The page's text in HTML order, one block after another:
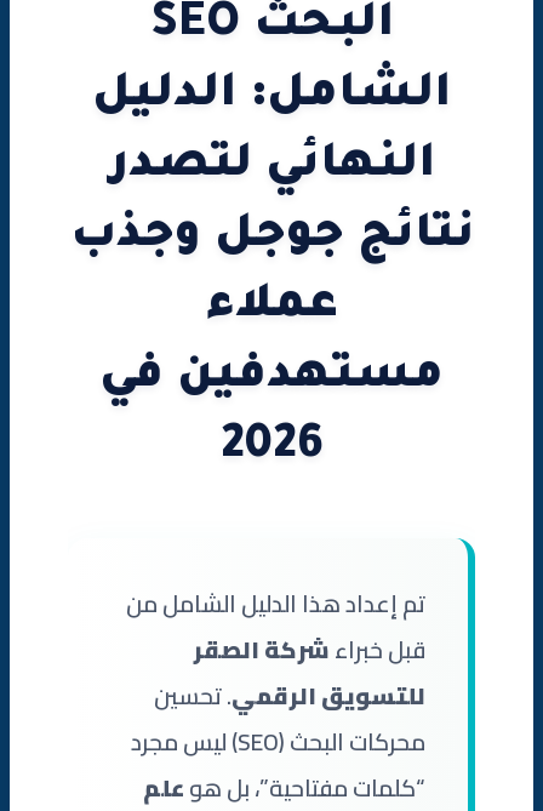
البحث SEO
الشامل: الدليل
النهائي لتصدر
نتائج جوجل وجذب
عملاء
مستهدفين في
2026
تم إعداد هذا الدليل الشامل من
قبل خبراءشركة الصقر
للتسويق الرقمي. تحسين
محركات البحث (SEO) ليس مجرد
“كلمات مفتاحية”، بل هوعلم
خامساً: SEO خارج الصفحة (Off-Page SEO) – بناء السلطة
والمصداقية
💡 نصيحة من خبراء الصقر
سادساً: SEO المحلي (Local SEO) – للسيطرة على نتائج البحث